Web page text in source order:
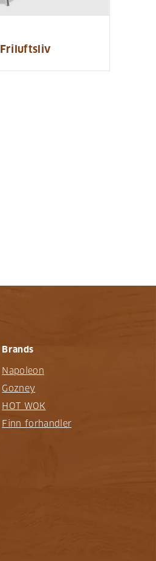
Friluftsliv
Brands
Napoleon
Gozney
HOT WOK
Finn forhandler